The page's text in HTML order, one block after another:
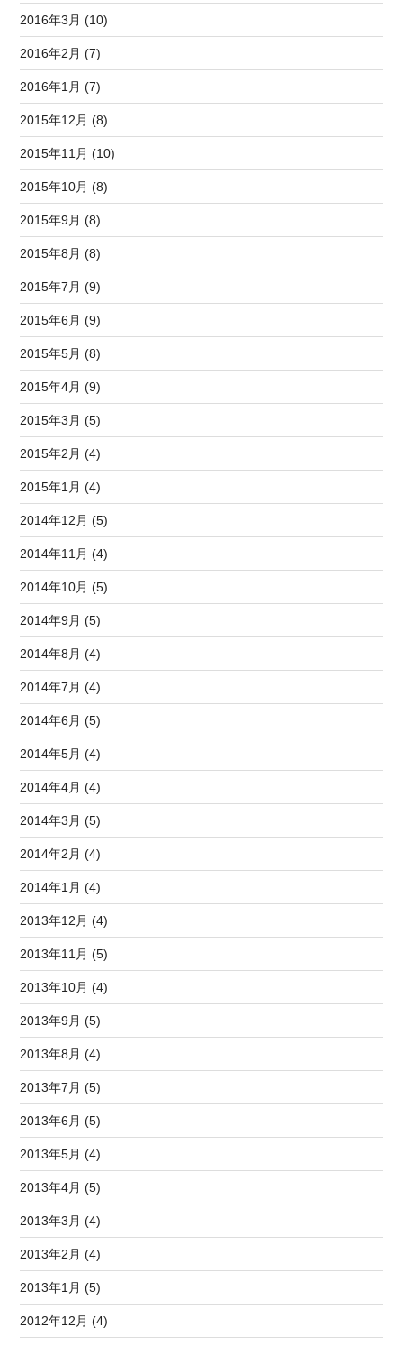
2016年3月 (10)
2016年2月 (7)
2016年1月 (7)
2015年12月 (8)
2015年11月 (10)
2015年10月 (8)
2015年9月 (8)
2015年8月 (8)
2015年7月 (9)
2015年6月 (9)
2015年5月 (8)
2015年4月 (9)
2015年3月 (5)
2015年2月 (4)
2015年1月 (4)
2014年12月 (5)
2014年11月 (4)
2014年10月 (5)
2014年9月 (5)
2014年8月 (4)
2014年7月 (4)
2014年6月 (5)
2014年5月 (4)
2014年4月 (4)
2014年3月 (5)
2014年2月 (4)
2014年1月 (4)
2013年12月 (4)
2013年11月 (5)
2013年10月 (4)
2013年9月 (5)
2013年8月 (4)
2013年7月 (5)
2013年6月 (5)
2013年5月 (4)
2013年4月 (5)
2013年3月 (4)
2013年2月 (4)
2013年1月 (5)
2012年12月 (4)